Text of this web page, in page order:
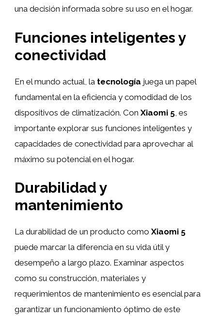
una decisión informada sobre su uso en el hogar.
Funciones inteligentes y
conectividad
En el mundo actual, la tecnología juega un papel
fundamental en la eficiencia y comodidad de los
dispositivos de climatización. Con Xiaomi 5 , es
importante explorar sus funciones inteligentes y
capacidades de conectividad para aprovechar al
máximo su potencial en el hogar.
Durabilidad y
mantenimiento
La durabilidad de un producto como Xiaomi 5
puede marcar la diferencia en su vida útil y
desempeño a largo plazo. Examinar aspectos
como su construcción, materiales y
requerimientos de mantenimiento es esencial para
garantizar un funcionamiento óptimo de este